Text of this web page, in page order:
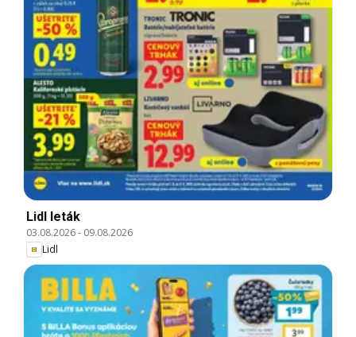
Lidl leták
03.08.2026- 09.08.2026
Lidl